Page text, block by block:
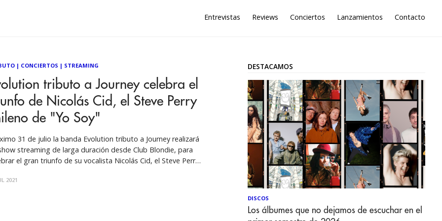
Entrevistas Reviews Conciertos Lanzamientos Contacto
| CONCIERTOS | STREAMING
tributo a Journey celebra el
de Nicolás Cid, el Steve Perry
de "Yo Soy"
31 de julio la banda Evolution tributo a Journey realizará
streaming de larga duración desde Club Blondie, para
el gran triunfo de su vocalista Nicolás Cid, el Steve Perry
Yo Soy, de Chilevisión. Nicolás Cid, se
2021
DESTACAMOS
DISCOS
Los álbumes que no dejamos de escuchar en el